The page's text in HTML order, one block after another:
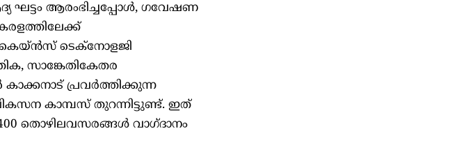
ഘട്ടം ആരംഭിച്ചപ്പോൾ, ഗവേഷണ
കെയ്ൻസ് ടെക്നോളജി
സാങ്കേതികേതര
കാക്കനാട് പ്രവർത്തിക്കുന്ന
കാമ്പസ് തുറന്നിട്ടുണ്ട്. ഇത്
തൊഴിലവസരങ്ങൾ വാഗ്ദാനം